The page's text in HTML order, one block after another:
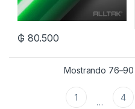
₲ 80.500
Mostrando
1 … 4